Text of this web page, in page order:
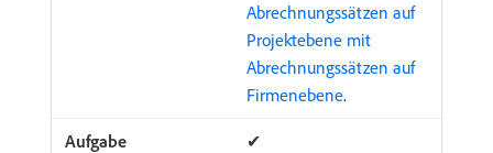
Abrechnungssätzen auf
Projektebene mit
Abrechnungssätzen auf
Firmenebene.
✔